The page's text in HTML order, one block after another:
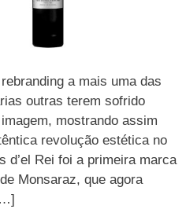
a mais uma das
outras terem sofrido
mostrando assim
revolução estética no
d’el Rei foi a primeira marca
Monsaraz, que agora